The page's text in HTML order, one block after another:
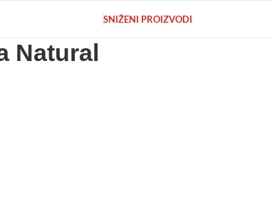
SNIŽENI PROIZVODI
Natural